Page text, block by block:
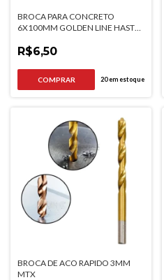
BROCA PARA CONCRETO
6X100MM GOLDEN LINE HASTE
R$6,50
20em estoque
BROCA DE ACO RAPIDO 3MM
MTX